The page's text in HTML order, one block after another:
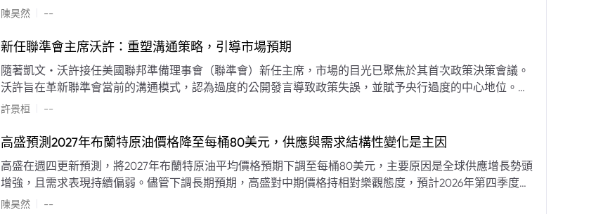
限的支撐下，價格預期將持續走高。
陳昊然 --
新任聯準會主席沃許：重塑溝通策略，引導市場預期
隨著凱文・沃許接任美國聯邦準備理事會（聯準會）新任主席，市場的目光已聚焦於其首次政策決策會議。
沃許旨在革新聯準會當前的溝通模式，認為過度的公開發言導致政策失誤，並賦予央行過度的中心地位。他
計畫重塑政策預期的發布方式及其頻率，目標是減少對預期市場信號的依賴，並強化對經濟基本面的關注。
許景桓 --
高盛預測2027年布蘭特原油價格降至每桶80美元，供應與需求結構性變化是主因
高盛在週四更新預測，將2027年布蘭特原油平均價格預期下調至每桶80美元，主要原因是全球供應增長勢頭
增強，且需求表現持續偏弱。儘管下調長期預期，高盛對中期價格持相對樂觀態度，預計2026年第四季度布
蘭特原油均價為每桶90美元。該行認為，美國、巴西、圭亞那、委內瑞拉及阿聯酋的產量提升，加上需求端
陳昊然 --